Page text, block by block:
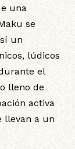
una
se
un
lúdicos
el
lleno de
activa
llevan a un